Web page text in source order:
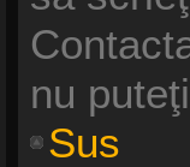
nu
Sus